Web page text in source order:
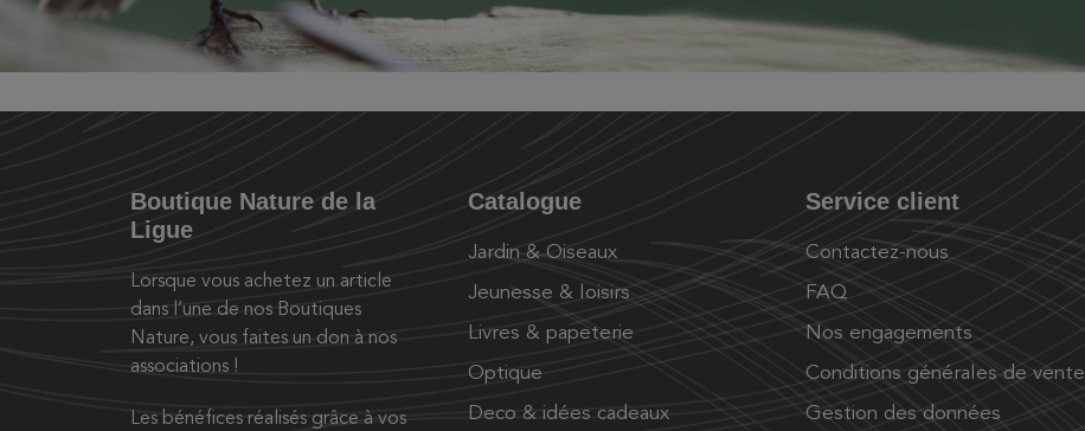
Boutique Nature de la
Ligue
Lorsque vous achetez un article
dans l’une de nos Boutiques
Nature, vous faites un don à nos
associations !
Les bénéfices réalisés grâce à vos
Catalogue
Jardin & Oiseaux
Jeunesse & loisirs
Livres & papeterie
Optique
Deco & idées cadeaux
Service client
Contactez-nous
FAQ
Nos engagements
Conditions générales de vente
Gestion des données